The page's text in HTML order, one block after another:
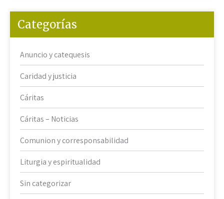
Categorías
Anuncio y catequesis
Caridad y justicia
Cáritas
Cáritas – Noticias
Comunion y corresponsabilidad
Liturgia y espiritualidad
Sin categorizar